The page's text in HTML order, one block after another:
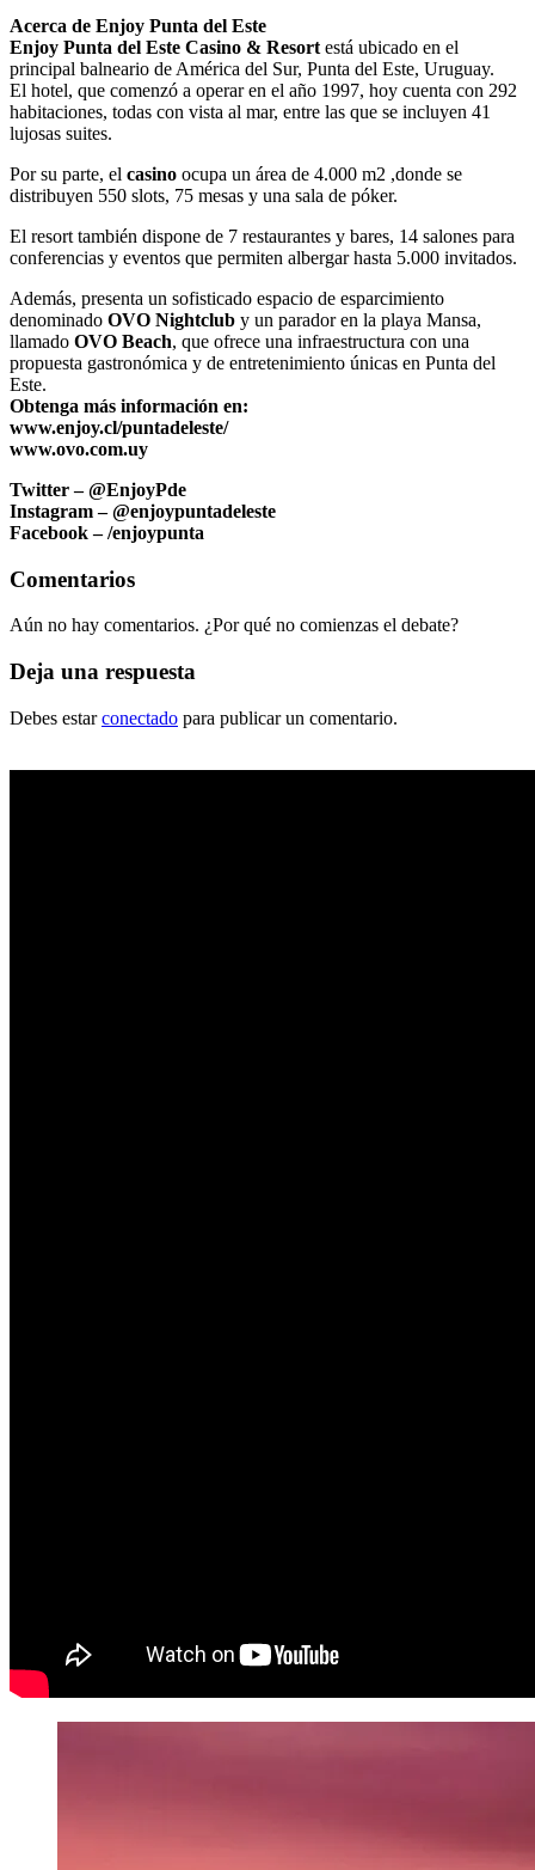
Acerca de Enjoy Punta del Este
Enjoy Punta del Este Casino & Resort está ubicado en el
principal balneario de América del Sur, Punta del Este, Uruguay.
El hotel, que comenzó a operar en el año 1997, hoy cuenta con 292
habitaciones, todas con vista al mar, entre las que se incluyen 41
lujosas suites.
Por su parte, el casino ocupa un área de 4.000 m2 ,donde se
distribuyen 550 slots, 75 mesas y una sala de póker.
El resort también dispone de 7 restaurantes y bares, 14 salones para
conferencias y eventos que permiten albergar hasta 5.000 invitados.
Además, presenta un sofisticado espacio de esparcimiento
denominado OVO Nightclub y un parador en la playa Mansa,
llamado OVO Beach, que ofrece una infraestructura con una
propuesta gastronómica y de entretenimiento únicas en Punta del
Este.
Obtenga más información en:
www.enjoy.cl/puntadeleste/
www.ovo.com.uy
Twitter – @EnjoyPde
Instagram – @enjoypuntadeleste
Facebook – /enjoypunta
Comentarios
Aún no hay comentarios. ¿Por qué no comienzas el debate?
Deja una respuesta
Debes estarconectado para publicar un comentario.